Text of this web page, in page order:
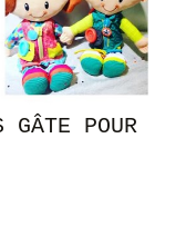
GÂTE POUR